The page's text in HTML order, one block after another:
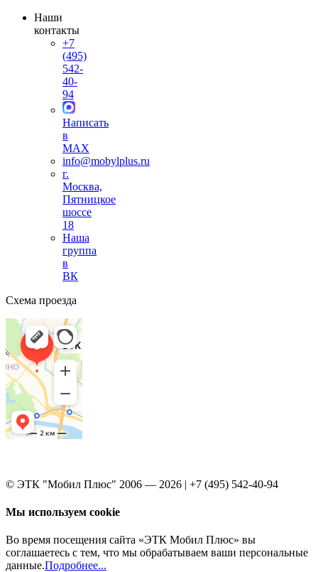
Наши
контакты
+7
(495)
542-
40-
94
Написать
в
MAX
info@mobylplus.ru
г.
Москва,
Пятницкое
шоссе
18
Наша
группа
в
ВК
Схема проезда
© ЭТК "Мобил Плюс" 2006 — 2026 | +7 (495) 542-40-94
Мы используем cookie
Во время посещения сайта «ЭТК Мобил Плюс» вы
соглашаетесь с тем, что мы обрабатываем ваши персональные
данные.Подробнее...